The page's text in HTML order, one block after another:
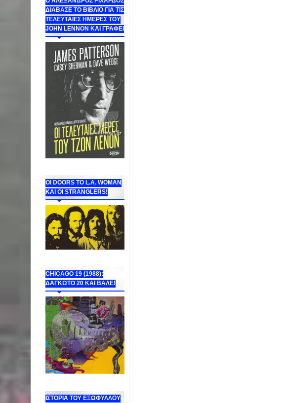
ΔΙΑΒΑΣΕ ΤΟ ΒΙΒΛΙΟ ΓΙΑ ΤΙΣ
ΤΕΛΕΥΤΑΙΕΣ ΗΜΕΡΕΣ ΤΟΥ
JOHN LENNON ΚΑΙ ΓΡΑΦΕΙ
ΟΙ DOORS ΤΟ L.A. WOMAN
KAI OI STRANGLERS!
CHICAGO 19 (1988):
ΔΑΓΚΩΤΟ 20 ΚΑΙ ΒΑΛΕ!
ΙΣΤΟΡΙΑ ΤΟΥ ΕΞΩΦΥΛΛΟΥ